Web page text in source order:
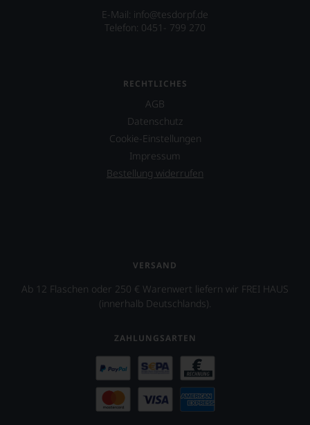
E-Mail: info@tesdorpf.de
Telefon: 0451- 799 270
RECHTLICHES
AGB
Datenschutz
Cookie-Einstellungen
Impressum
Bestellung widerrufen
VERSAND
Ab 12 Flaschen oder 250 € Warenwert liefern wir FREI HAUS
(innerhalb Deutschlands).
ZAHLUNGSARTEN